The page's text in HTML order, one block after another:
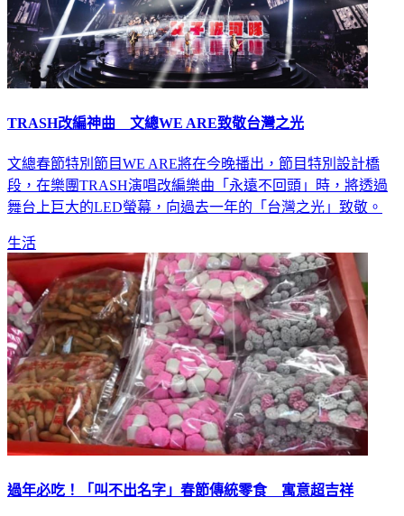
TRASH改編神曲 文總WE ARE致敬台灣之光
文總春節特別節目WE ARE將在今晚播出，節目特別設計橋
段，在樂團TRASH演唱改編樂曲「永遠不回頭」時，將透過
舞台上巨大的LED螢幕，向過去一年的「台灣之光」致敬。
生活
過年必吃！「叫不出名字」春節傳統零食 寓意超吉祥